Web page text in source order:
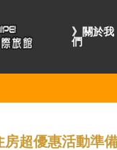
》關於我
們
房超優惠活動準